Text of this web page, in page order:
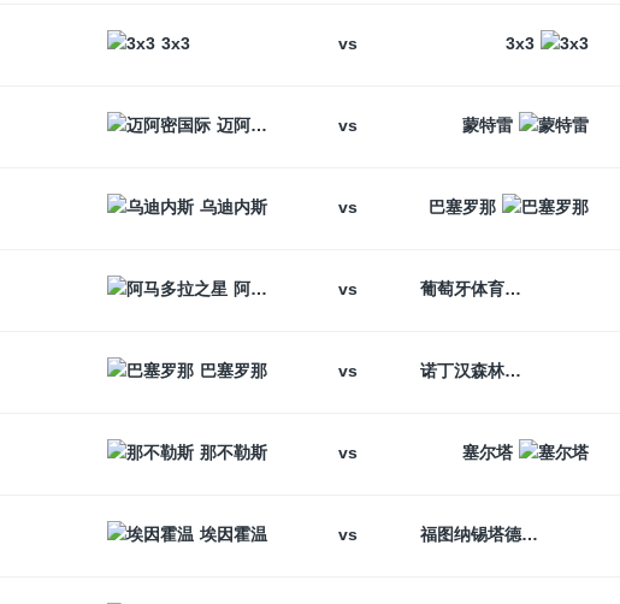
3x3 vs 3x3
迈阿密国际 vs 蒙特雷
乌迪内斯 vs 巴塞罗那
阿马多拉之星 vs 葡萄牙体育
巴塞罗那 vs 诺丁汉森林
那不勒斯 vs 塞尔塔
埃因霍温 vs 福图纳锡塔德